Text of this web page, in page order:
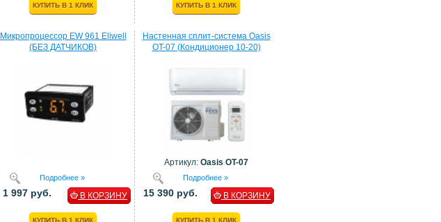
КУПИТЬ В 1 КЛИК КУПИТЬ В 1 КЛИК
Микропроцессор EW 961 Eliwell
(БЕЗ ДАТЧИКОВ)
Подробнее »
1 997 руб. В КОРЗИНУ
КУПИТЬ В 1 КЛИК
Настенная сплит-система Oasis
OT-07 (Кондиционер 10-20)
Артикул: Oasis OT-07
Подробнее »
15 390 руб. В КОРЗИНУ
КУПИТЬ В 1 КЛИК